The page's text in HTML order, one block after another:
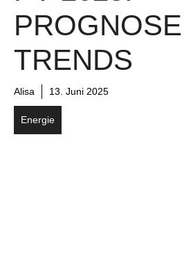
TRENDS
Alisa 13. Juni 2025
Energie